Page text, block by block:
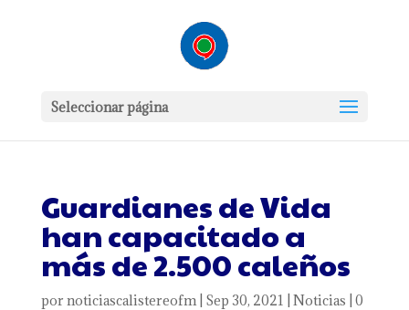
Seleccionar página
Guardianes de Vida
han capacitado a
más de 2.500 caleños
por noticiascalistereofm| Sep 30, 2021 Noticias 0